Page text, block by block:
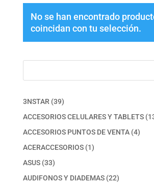
No se han encontrado
coincidan con tu selección.
3NSTAR 3939
productos
ACCESORIOS CELULARES Y TABLETS
ACCESORIOS PUNTOS DE VENTA 44
ACERACCESORIOS 11
ASUS 3333
productos
AUDIFONOS Y DIADEMAS 2222